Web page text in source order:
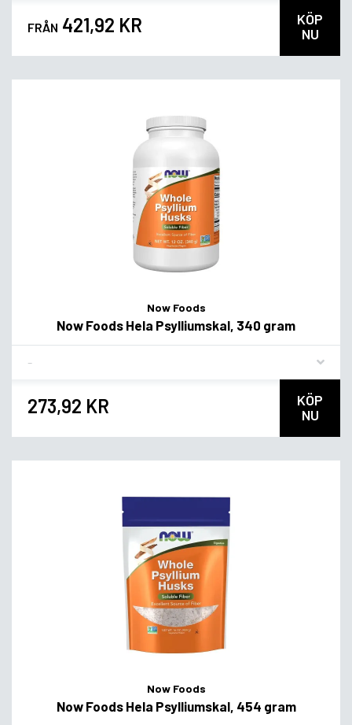
FRÅN 421,92 KR
KÖP
NU
Now Foods
Now Foods Hela Psylliumskal, 340 gram
273,92 KR
KÖP
NU
Now Foods
Now Foods Hela Psylliumskal, 454 gram